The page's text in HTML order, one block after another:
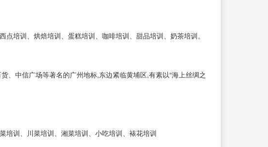
培训、烘焙培训、蛋糕培训、咖啡培训、甜品培训、奶茶培训。
、中信广场等著名的广州地标,东边紧临黄埔区,有素以“海上丝绸之
培训、川菜培训、湘菜培训、小吃培训、裱花培训